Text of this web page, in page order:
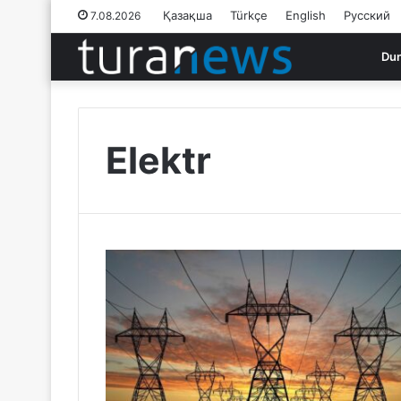
7.08.2026 Қазақша Türkçe English Русский
Elektr